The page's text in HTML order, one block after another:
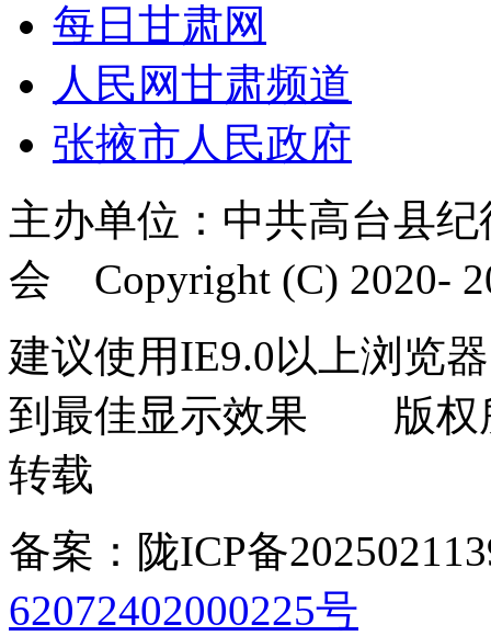
每日甘肃网
人民网甘肃频道
张掖市人民政府
主办单位：中共高台县
会 Copyright (C) 2020-
建议使用IE9.0以上浏览
到最佳显示效果 版权
转载
备案：陇ICP备
62072402000225号